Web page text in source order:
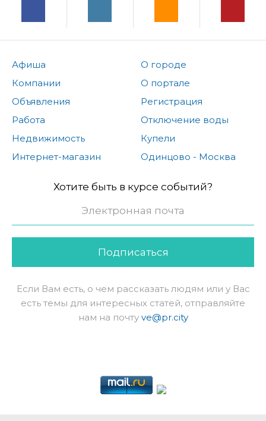
Афиша
Компании
Объявления
Работа
Недвижимость
Интернет-магазин
О городе
О портале
Регистрация
Отключение воды
Купели
Одинцово - Москва
Хотите быть в курсе событий?
Подписаться
Если Вам есть, о чем рассказать людям или у Вас
есть темы для интересных статей, отправляйте
нам на почту ve@pr.city